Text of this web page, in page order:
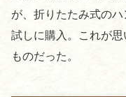
が、折りたたみ式の
試しに購入。これが
ものだった。